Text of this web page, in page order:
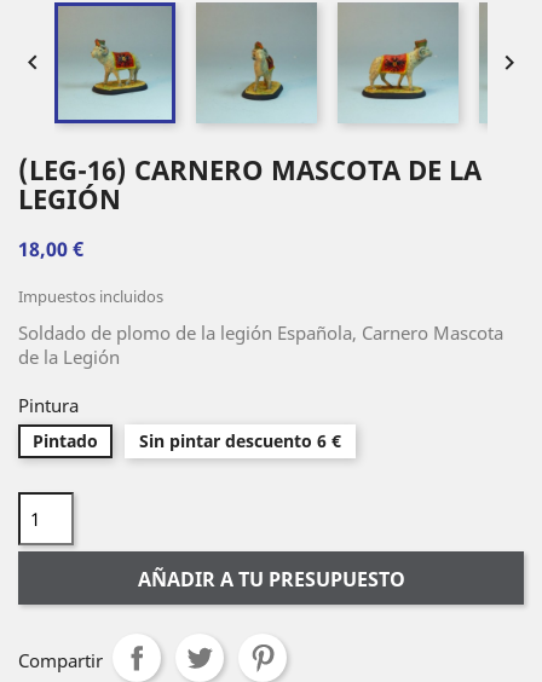
 
(LEG-16) CARNERO MASCOTA DE LA
LEGIÓN
18,00 €
Impuestos incluidos
Soldado de plomo de la legión Española, Carnero Mascota
de la Legión
Pintura
Pintado Sin pintar descuento 6 €
AÑADIR A TU PRESUPUESTO
Compartir